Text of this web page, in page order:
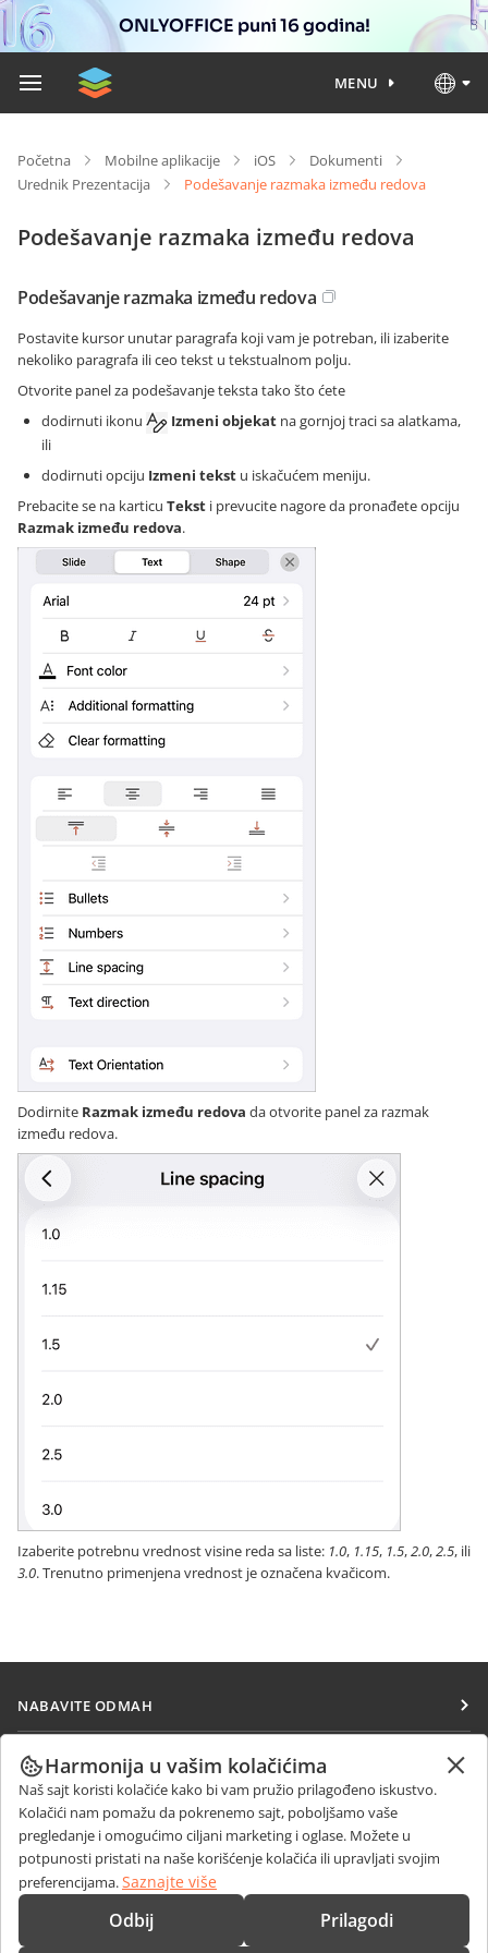
ONLYOFFICE puni 16 godina!
MENU
Početna Mobilne aplikacije iOS
Dokumenti
Urednik Prezentacija
Podešavanje razmaka između redova
Podešavanje razmaka između redova
Podešavanje razmaka između redova
Postavite kursor unutar paragrafa koji vam je potreban, ili izaberite
nekoliko paragrafa ili ceo tekst u tekstualnom polju.
Otvorite panel za podešavanje teksta tako što ćete
dodirnuti ikonu
Izmeni objekat na gornjoj traci sa alatkama,
ili
dodirnuti opciju Izmeni tekst u iskačućem meniju.
Prebacite se na karticu Tekst i prevucite nagore da pronađete opciju
Razmak između redova.
Dodirnite Razmak između redova da otvorite panel za razmak
između redova.
Izaberite potrebnu vrednost visine reda sa liste: 1.0, 1.15, 1.5,2.0,2.5, ili
3.0. Trenutno primenjena vrednost je označena kvačicom.
NABAVITE ODMAH
Docs
DocSpace
Workspace
Konektori
Desktop aplikacije
Mobilne aplikacije
SARAĐUJTE
Za doprinosioce
Za prevodioce
Za influensere
Slobodna radna mesta
PRIMAJTE VESTI
Blog
DOBIJTE POMOĆ
Forum
KONTAKTIRAJTE NAS
Harmonija u vašim kolačićima
Naš sajt koristi kolačiće kako bi vam pružio prilagođeno iskustvo.
Kolačići nam pomažu da pokrenemo sajt, poboljšamo vaše
pregledanje i omogućimo ciljani marketing i oglase. Možete u
potpunosti pristati na naše korišćenje kolačića ili upravljati svojim
preferencijama.Saznajte više
Odbij Prilagodi